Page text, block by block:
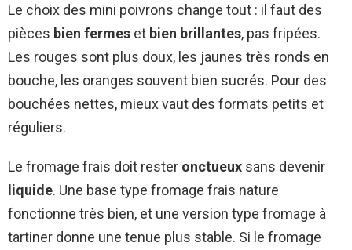
Le choix des mini poivrons change tout : il faut des
pièces bien fermes et bien brillantes, pas fripées.
Les rouges sont plus doux, les jaunes très ronds en
bouche, les oranges souvent bien sucrés. Pour des
bouchées nettes, mieux vaut des formats petits et
réguliers.
Le fromage frais doit rester onctueux sans devenir
liquide. Une base type fromage frais nature
fonctionne très bien, et une version type fromage à
tartiner donne une tenue plus stable. Si le fromage